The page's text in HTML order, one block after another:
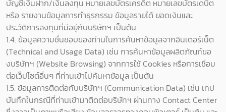
บัญชีเงินฝาก/เงินลงทุน หมายเลขบัตรเครดิต หมายเลขบัตรเดบิต
หรือ รายงานข้อมูลการทำธุรกรรม ข้อมูลรายได้ ยอดเงินและ
ประวัติการลงทุนที่มีอยู่กับบริษัทฯ เป็นต้น
1.4. ข้อมูลความชื่นชอบของท่านในการค้นหาข้อมูลจากอินเตอร์เน็ต
(Technical and Usage Data) เช่น การค้นหาข้อมูลผลิตภัณฑ์ขอ
งบริษัทฯ (Website Browsing) จากการใช้ Cookies หรือการเชื่อม
ต่อเว็ปไซต์อื่นๆ ที่ท่านเข้าไปค้นหาข้อมูล เป็นต้น
1.5. ข้อมูลการติดต่อกับบริษัทฯ (Communication Data) เช่น เทป
บันทึกในกรณีที่ท่านเข้ามาติดต่อบริษัทฯ ผ่านทาง Contact Center